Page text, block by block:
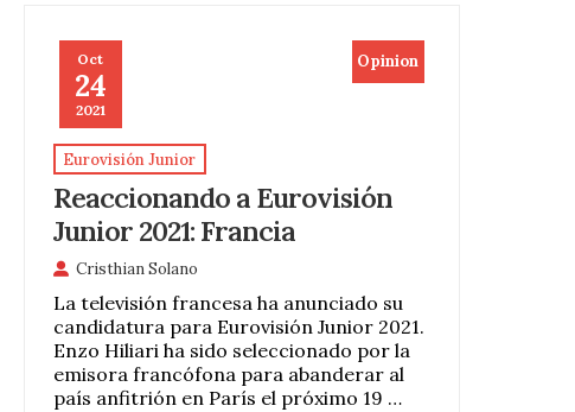
Oct
24
2021
Opinion
Eurovisión Junior
Reaccionando a Eurovisión
Junior 2021: Francia
Cristhian Solano
La televisión francesa ha anunciado su
candidatura para Eurovisión Junior 2021.
Enzo Hiliari ha sido seleccionado por la
emisora francófona para abanderar al
país anfitrión en París el próximo 19 …